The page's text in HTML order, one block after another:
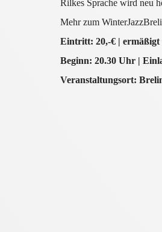
Rilkes Sprache wird neu
Mehr zum
Eintritt: 20,-€ | ermäßigt
Beginn: 20.30 Uhr |
Veranstaltungsort: